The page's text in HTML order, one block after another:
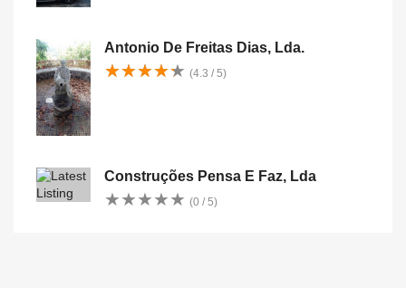
Antonio De Freitas Dias, Lda.
★★★★★
★★★★★ (4.3 / 5)
Construções Pensa E Faz, Lda
★★★★★
★★★★★ (0 / 5)